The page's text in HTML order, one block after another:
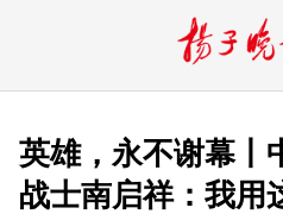
英雄，永不谢幕丨
战士南启祥：我用